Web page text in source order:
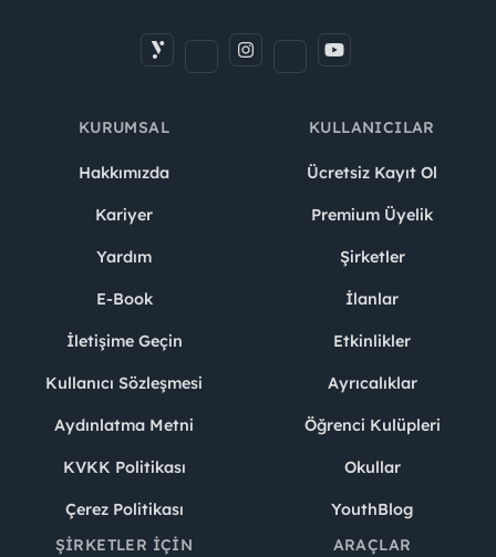
KURUMSAL
Hakkımızda
Kariyer
Yardım
E-Book
İletişime Geçin
Kullanıcı Sözleşmesi
Aydınlatma Metni
KVKK Politikası
Çerez Politikası
KULLANICILAR
Ücretsiz Kayıt Ol
Premium Üyelik
Şirketler
İlanlar
Etkinlikler
Ayrıcalıklar
Öğrenci Kulüpleri
Okullar
YouthBlog
ŞIRKETLER İÇIN
ARAÇLAR